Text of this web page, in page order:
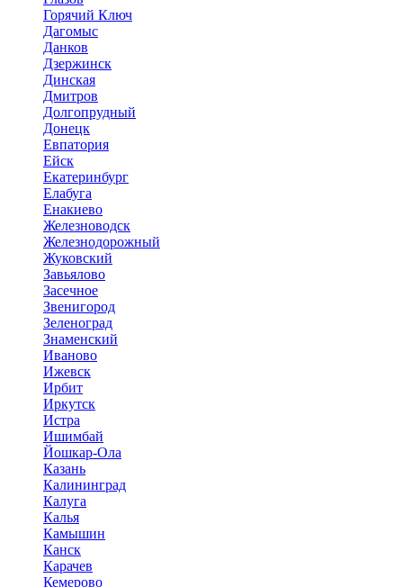
Горячий Ключ
Дагомыс
Данков
Дзержинск
Динская
Дмитров
Долгопрудный
Донецк
Евпатория
Ейск
Екатеринбург
Елабуга
Енакиево
Железноводск
Железнодорожный
Жуковский
Завьялово
Засечное
Звенигород
Зеленоград
Знаменский
Иваново
Ижевск
Ирбит
Иркутск
Истра
Ишимбай
Йошкар-Ола
Казань
Калининград
Калуга
Калья
Камышин
Канск
Карачев
Кемерово